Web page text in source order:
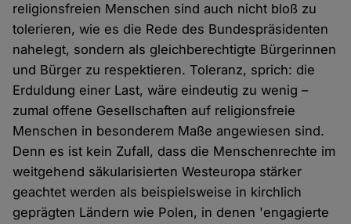
religionsfreien Menschen sind auch nicht bloß zu
tolerieren, wie es die Rede des Bundespräsidenten
nahelegt, sondern als gleichberechtigte Bürgerinnen
und Bürger zu respektieren. Toleranz, sprich: die
Erduldung einer Last, wäre eindeutig zu wenig –
zumal offene Gesellschaften auf religionsfreie
Menschen in besonderem Maße angewiesen sind.
Denn es ist kein Zufall, dass die Menschenrechte im
weitgehend säkularisierten Westeuropa stärker
geachtet werden als beispielsweise in kirchlich
geprägten Ländern wie Polen, in denen 'engagierte